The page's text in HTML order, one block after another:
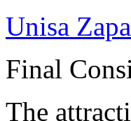
Unisa
Final
The